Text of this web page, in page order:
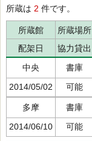
所蔵は 2 件です。
所蔵館 所蔵場所
配架日
協力貸出
中央
書庫
2014/05/02
可能
多摩 書庫
2014/06/10
可能